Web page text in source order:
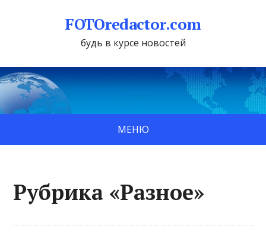
FOTOredactor.com
будь в курсе новостей
МЕНЮ
Рубрика «Разное»